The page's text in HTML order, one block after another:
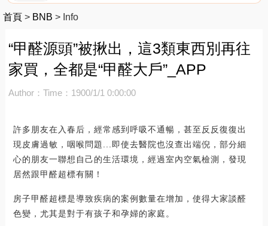
首頁 > BNB > Info
“甲醛源頭”被揪出，這3類東西別再往
家買，全都是“甲醛大戶”_APP
Author： Time：1900/1/1 0:00:00
許多朋友在入春后，經常感到呼吸不通暢，甚至反反復復出
現皮膚過敏，咽喉問題...即使去醫院也沒查出端倪，部分細
心的朋友一聯想自己的生活環境，經過室內空氣檢測，發現
居然跟甲醛超標有關！
房子甲醛超標是導致疾病的案例數量在增加，使得大家談醛
色變，尤其是對于有孩子和孕婦的家庭。